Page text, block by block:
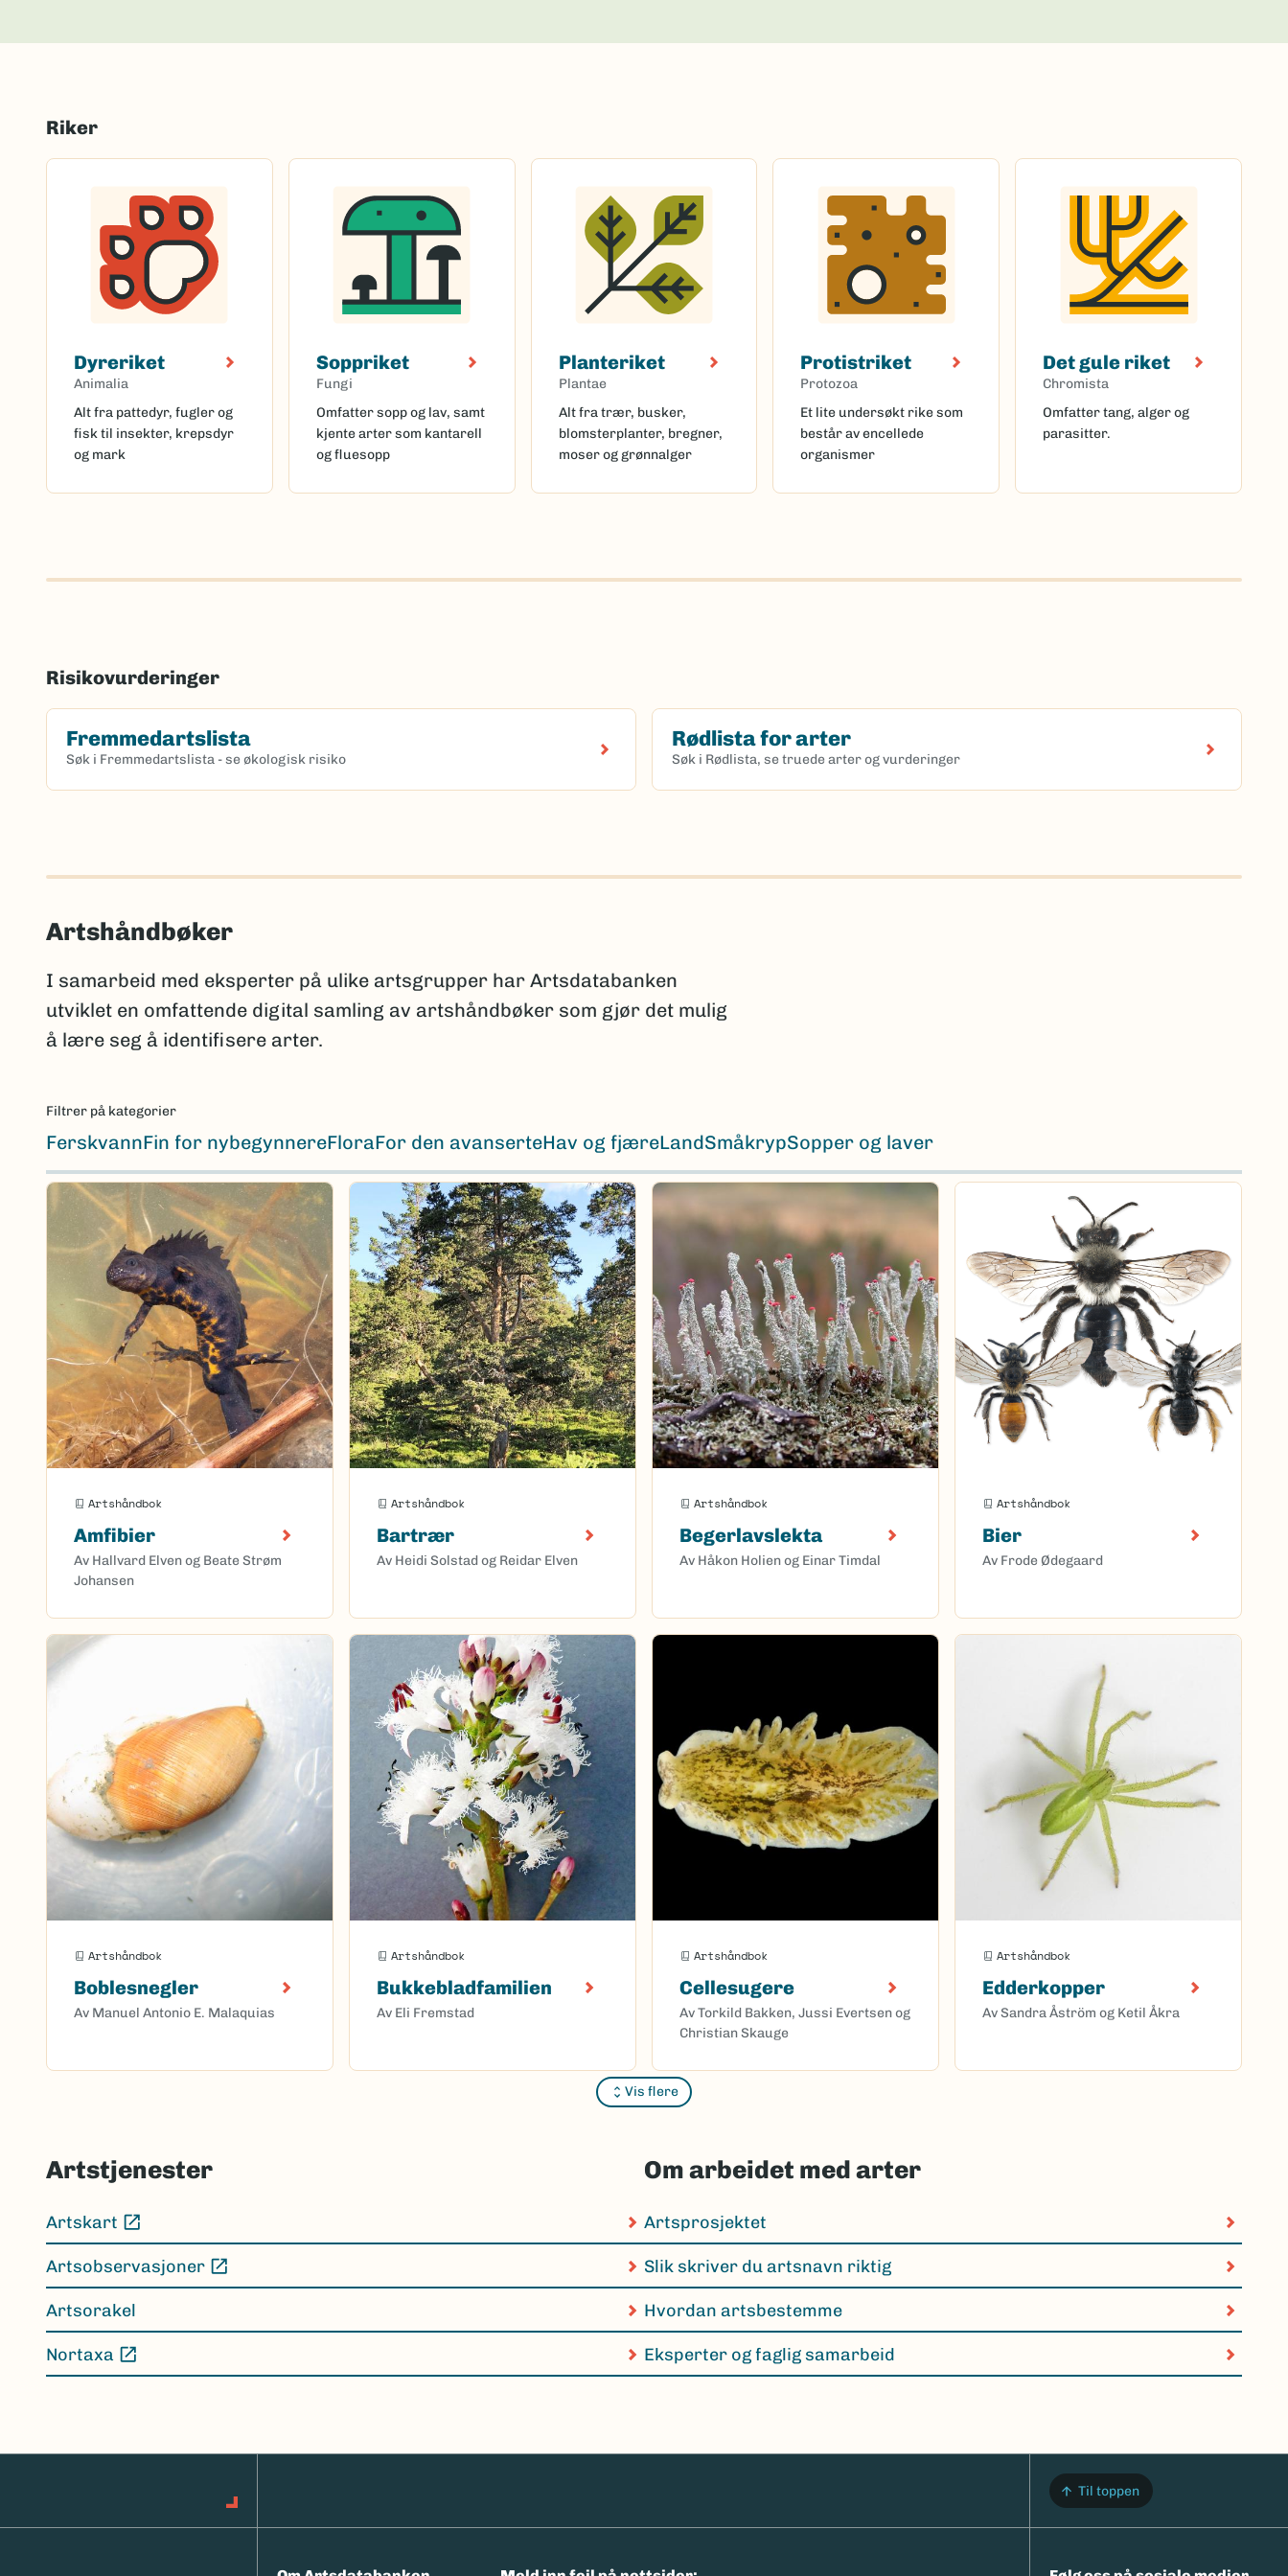
Riker
Dyreriket
Animalia
Alt fra pattedyr, fugler og
fisk til insekter, krepsdyr
og mark
Soppriket
Fungi
Omfatter sopp og lav, samt
kjente arter som kantarell
og fluesopp
Planteriket
Plantae
Alt fra trær, busker,
blomsterplanter, bregner,
moser og grønnalger
Protistriket
Protozoa
Et lite undersøkt rike som
består av encellede
organismer
Det gule riket
Chromista
Omfatter tang, alger og
parasitter.
Risikovurderinger
Fremmedartslista
Søk i Fremmedartslista - se økologisk risiko
Rødlista for arter
Søk i Rødlista, se truede arter og vurderinger
Artshåndbøker
I samarbeid med eksperter på ulike artsgrupper har Artsdatabanken
utviklet en omfattende digital samling av artshåndbøker som gjør det mulig
å lære seg å identifisere arter.
Filtrer på kategorier
FerskvannFin for nybegynnereFloraFor den avanserteHav og fjæreLandSmåkrypSopper og laver
Artshåndbok
Amfibier
Av Hallvard Elven og Beate Strøm
Johansen
Artshåndbok
Bartrær
Av Heidi Solstad og Reidar Elven
Artshåndbok
Begerlavslekta
Av Håkon Holien og Einar Timdal
Artshåndbok
Bier
Av Frode Ødegaard
Artshåndbok
Boblesnegler
Av Manuel Antonio E. Malaquias
Artshåndbok
Bukkebladfamilien
Av Eli Fremstad
Artshåndbok
Cellesugere
Av Torkild Bakken, Jussi Evertsen og
Christian Skauge
Artshåndbok
Edderkopper
Av Sandra Åström og Ketil Åkra
Vis flere
Artstjenester
Artskart
(Ekstern lenke)
Artsobservasjoner
(Ekstern lenke)
Artsorakel
Nortaxa
(Ekstern lenke)
Om arbeidet med arter
Artsprosjektet
Slik skriver du artsnavn riktig
Hvordan artsbestemme
Eksperter og faglig samarbeid
Til toppen